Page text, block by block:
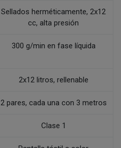
Sellados herméticamente, 2x12
cc, alta presión
300 g/min en fase líquida
2x12 litros, rellenable
2 pares, cada una con 3 metros
Clase 1